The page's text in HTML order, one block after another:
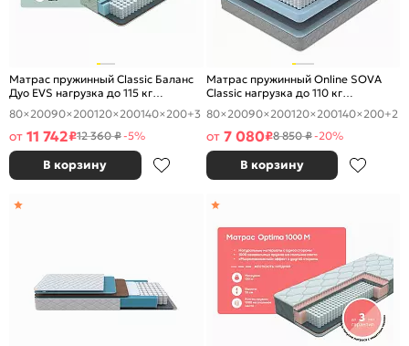
Матрас пружинный Classic Баланс
Дуо EVS нагрузка до 115 кг
1800x2000
80×20090×200120×200140×200+3
от 11 742₽12 360 ₽-5%
В корзину
Матрас пружинный Online SOVA
Classic нагрузка до 110 кг
1800x2000
80×20090×200120×200140×200+2
от 7 080₽8 850 ₽-20%
В корзину